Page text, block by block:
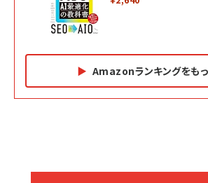
Amazonランキングをも
副業
カラダ2026／宮舘涼太]